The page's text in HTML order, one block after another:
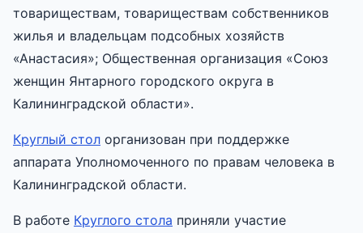
товариществам, товариществам собственников
жилья и владельцам подсобных хозяйств
«Анастасия»; Общественная организация «Союз
женщин Янтарного городского округа в
Калининградской области».
Круглый стол организован при поддержке
аппарата Уполномоченного по правам человека в
Калининградской области.
В работе Круглого стола приняли участие